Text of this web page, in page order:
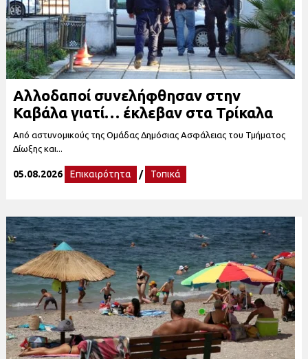
Αλλοδαποί συνελήφθησαν στην
Καβάλα γιατί… έκλεβαν στα Τρίκαλα
Από αστυνομικούς της Ομάδας Δημόσιας Ασφάλειας του Τμήματος
Δίωξης και...
05.08.2026 Επικαιρότητα / Τοπικά